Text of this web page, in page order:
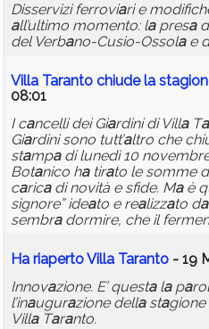
Disservizi ferroviari e
all’ultimo momento: lapresa
del Verbano-Cusio-Ossolae
Villa Taranto chiude la sta
08:01
I cancelli dei Giardini di VillaTa
Giardini sono tutt’altro che
stampadi lunedì 10
Botanico hatirato le somme
caricadi novità e sfide. Maè
signore” ideato e realizzato da
sembradormire, che il
Ha riaperto Villa Taranto - 19
Innovazione. E’ questalaparol
l’inaugurazione dellastagione
VillaTaranto.